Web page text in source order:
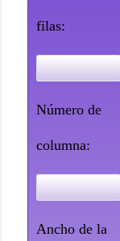
filas:
Número de
columna:
Ancho de la